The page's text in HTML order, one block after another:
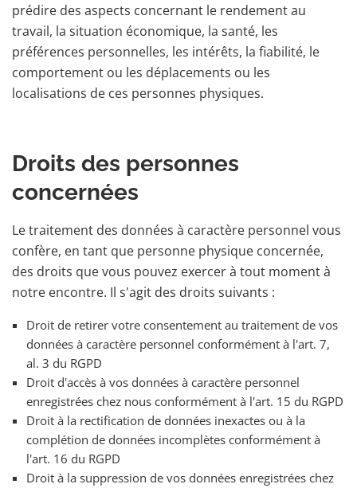
prédire des aspects concernant le rendement au
travail, la situation économique, la santé, les
préférences personnelles, les intérêts, la fiabilité, le
comportement ou les déplacements ou les
localisations de ces personnes physiques.
Droits des personnes
concernées
Le traitement des données à caractère personnel vous
confère, en tant que personne physique concernée,
des droits que vous pouvez exercer à tout moment à
notre encontre. Il s'agit des droits suivants :
Droit de retirer votre consentement au traitement de vos
données à caractère personnel conformément à l'art. 7,
al. 3 du RGPD
Droit d'accès à vos données à caractère personnel
enregistrées chez nous conformément à l'art. 15 du RGPD
Droit à la rectification de données inexactes ou à la
complétion de données incomplètes conformément à
l'art. 16 du RGPD
Droit à la suppression de vos données enregistrées chez